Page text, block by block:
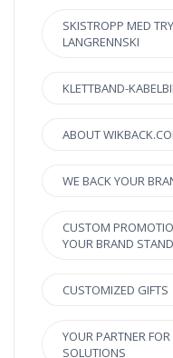
SKISTROPP MED
LANGRENNSKI
KLETTBAND-
ABOUT
WE BACK YOUR
CUSTOM
YOUR BRAND
CUSTOMIZED GIFTS
YOUR PARTNER
SOLUTIONS